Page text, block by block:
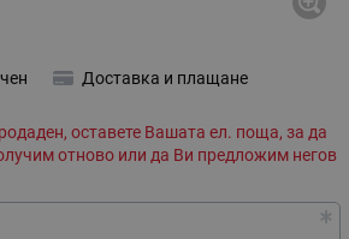
Доставка и плащане
оставете Вашата ел. поща, за да
отново или да Ви предложим негов